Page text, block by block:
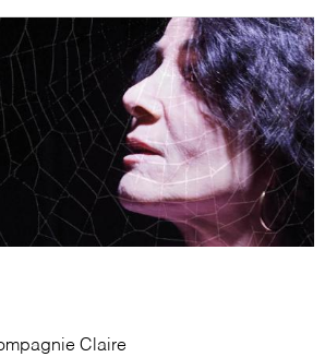
Claire